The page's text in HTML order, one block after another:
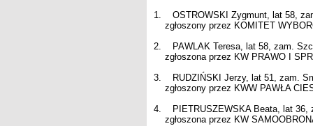
1. OSTROWSKI Zygmunt, lat 58,
zgłoszony przez KOMITET
2. PAWLAK Teresa, lat 58, zam.
zgłoszona przez KW PRAWO I
3. RUDZIŃSKI Jerzy, lat 51, zam.
zgłoszony przez KWW PAWŁA
4. PIETRUSZEWSKA Beata, lat 36,
zgłoszona przez KW